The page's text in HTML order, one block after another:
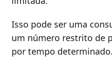
Isso pode ser uma
um número restrito de
por tempo